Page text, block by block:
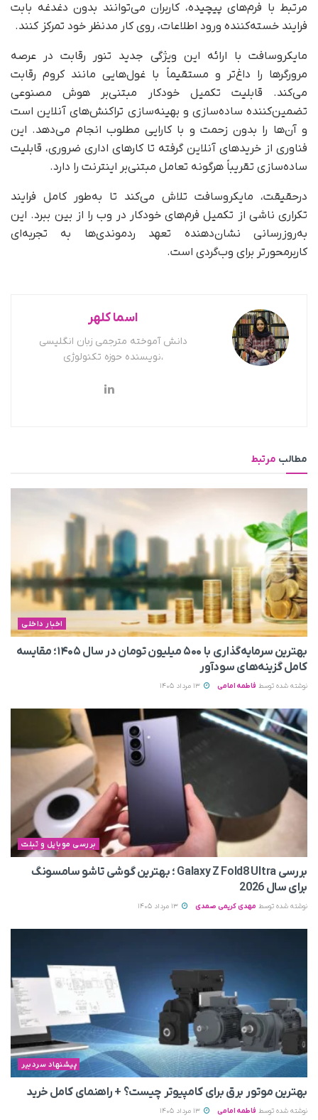
مرتبط با فرم‌های پیچیده، کاربران می‌توانند بدون دغدغه‌ بابت
فرایند خسته‌کننده‌ ورود اطلاعات، روی کار مدنظر خود تمرکز کنند.
مایکروسافت با ارائه این ویژگی جدید تنور رقابت در عرصه
مرورگرها را داغ‌تر و مستقیماً با غول‌هایی مانند کروم رقابت
می‌کند. قابلیت تکمیل خودکار مبتنی‌بر هوش مصنوعی
تضمین‌کننده‌ ساده‌سازی و بهینه‌سازی تراکنش‌های آنلاین است
و آن‌ها را بدون زحمت و با کارایی مطلوب انجام می‌دهد. این
فناوری از خریدهای آنلاین گرفته تا کارهای اداری ضروری، قابلیت
ساده‌سازی تقریباً هرگونه تعامل مبتنی‌بر اینترنت را دارد.
در‌حقیقت، مایکروسافت تلاش می‌کند تا به‌طور کامل فرایند
تکراری ناشی از تکمیل فرم‌های خودکار در وب را از بین ببرد. این
به‌روزرسانی نشان‌دهنده‌ تعهد ردموندی‌ها به تجربه‌ای
کاربرمحورتر برای وب‌گردی است.
اسما کلهر
دانش آموخته مترجمی زبان انگلیسی
،نویسنده حوزه تکنولوژی
مطالب مرتبط
اخبار داخلی
بهترین سرمایه‌گذاری با ۵۰۰ میلیون تومان در سال ۱۴۰۵؛ مقایسه
کامل گزینه‌های سودآور
نوشته شده توسط فاطمه امامی
بررسی موبایل و تبلت
بررسی Galaxy Z Fold8 Ultra ؛ بهترین گوشی تاشو سامسونگ
برای سال 2026
نوشته شده توسط مهدی کریمی صمدی
پیشنهاد سردبیر
بهترین موتور برق برای کامپیوتر چیست؟ + راهنمای کامل خرید
نوشته شده توسط فاطمه امامی